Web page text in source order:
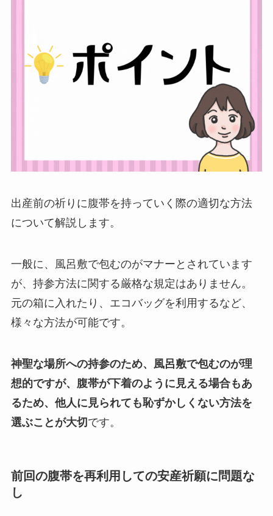
出産前の祈りに腹帯を持っていく際の適切な方法
について解説します。
一般に、風呂敷で包むのがマナーとされています
が、持参方法に関する厳格な規定はありません。
元の箱に入れたり、エコバッグを利用するなど、
様々な方法が可能です。
神聖な場所への持参のため、風呂敷で包むのが理
想的ですが、腹帯が下着のように見える場合もあ
るため、他人に見られても恥ずかしくない方法を
選ぶことが大切です。
前回の腹帯を再利用しての安産祈願に問題な
し